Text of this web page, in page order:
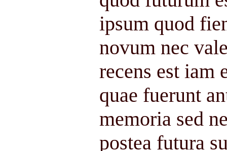
ipsum quod
novum nec
recens est iam
quae fuerunt
memoria sed
postea futura